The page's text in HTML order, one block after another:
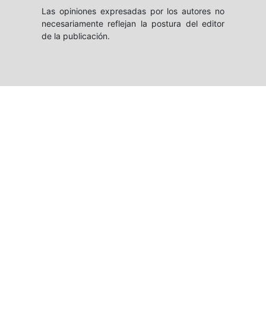
Las opiniones expresadas por los autores no
necesariamente reflejan la postura del editor
de la publicación.